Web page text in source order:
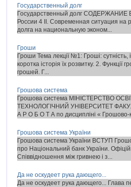
Государственный долг
Государственный долг СОДЕРЖАНИЕ
России 4 II. Современная ситуация на
долга на национальную эконом...
Гроши
Гроши Тема лекції №1: Гроші: сутність,
коротка історія їх розвитку. 2.
грошей. Г...
Грошова система
Грошова система МІНІСТЕРСТВО
ТЕХНОЛОГІЧНИЙ УНІВЕРСИТЕТ
А Р О Б О Т А по дисципліні « Грошово-
Грошова система України
Грошова система України ВСТУП
про Національний банк України.
Співвідношення між гривнею і з...
Да не оскудеет рука дающего...
Да не оскудеет рука дающего... Глава